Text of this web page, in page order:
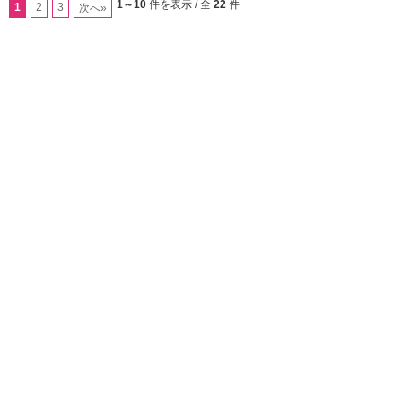
1 2 3 次へ» 1～10 件を表示 / 全 22 件